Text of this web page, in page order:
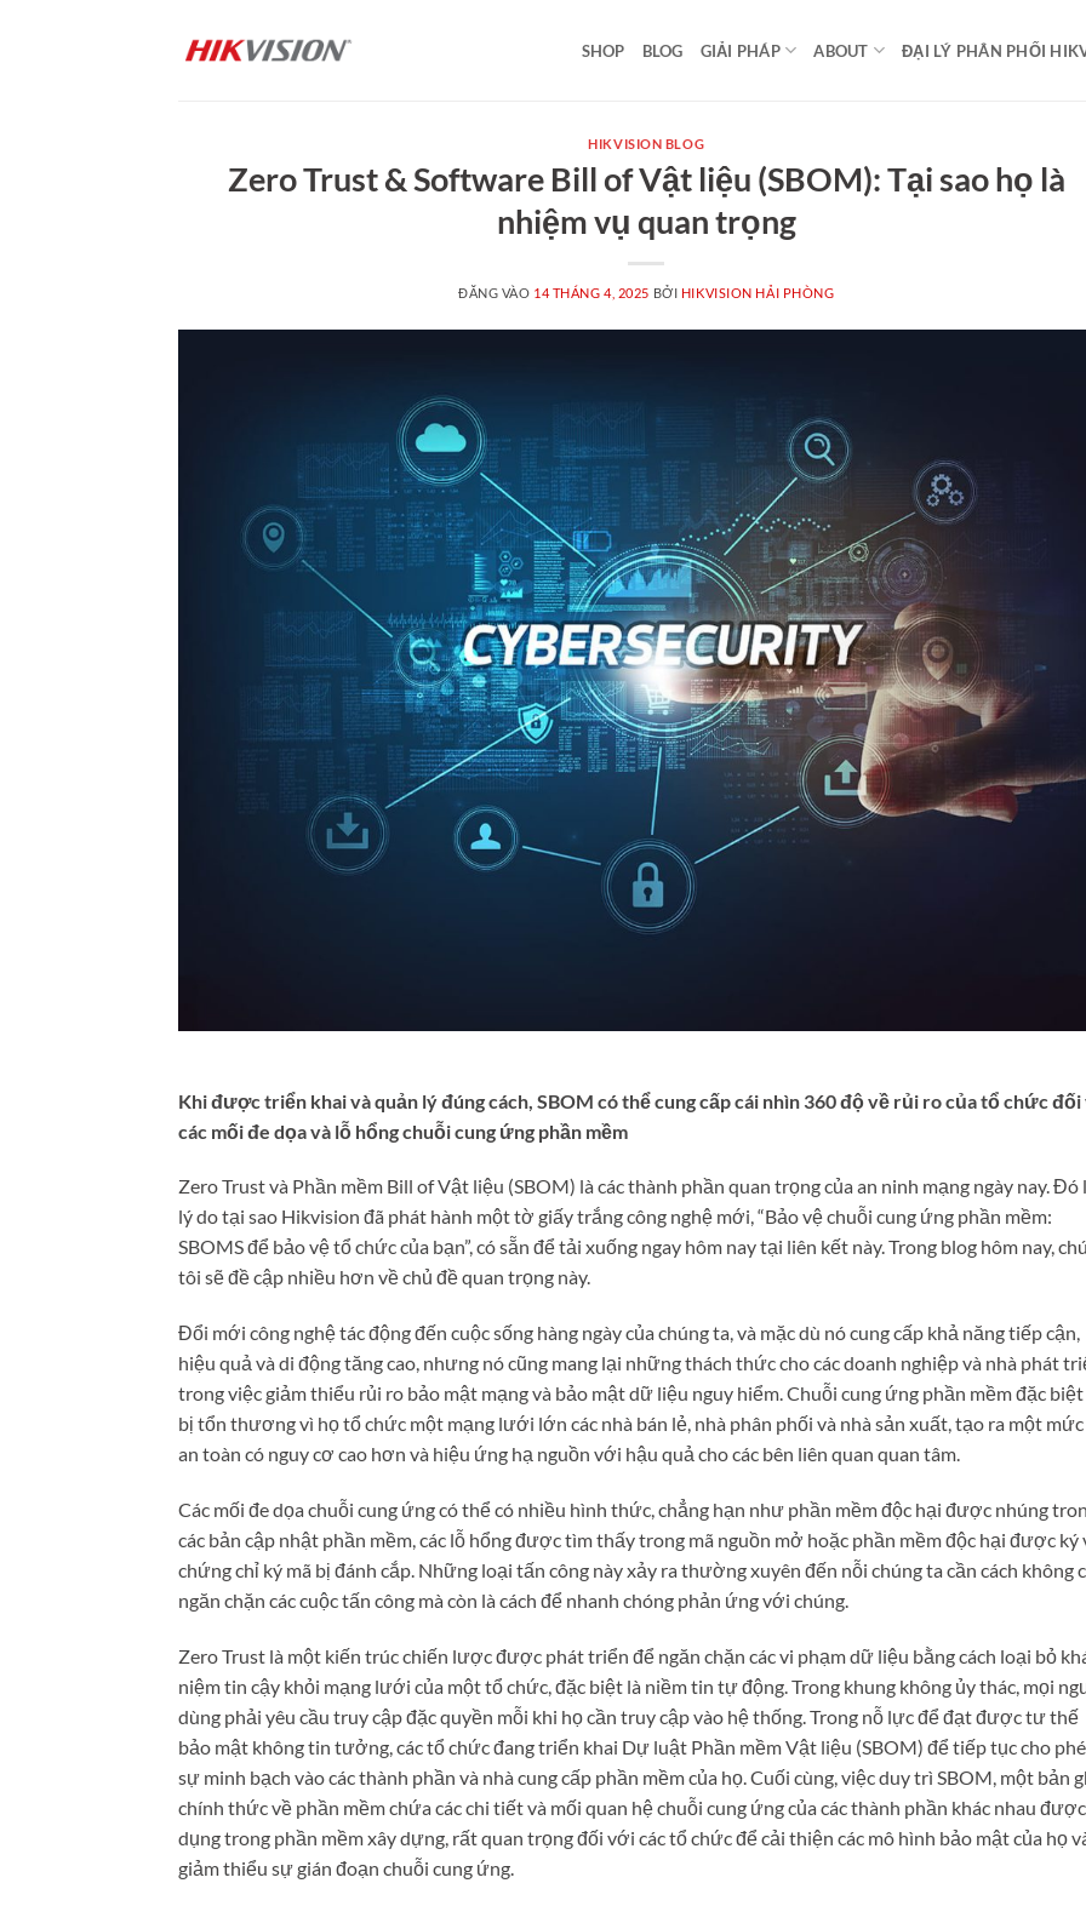
SHOP BLOG GIẢI PHÁP ABOUT ĐẠI LÝ PHÂN PHỐI
HIKVISION BLOG
Zero Trust & Software Bill of Vật liệu (SBOM): Tại sao họ là
nhiệm vụ quan trọng
ĐĂNG VÀO 14 THÁNG 4, 2025 BỞI HIKVISION HẢI PHÒNG
Khi được triển khai và quản lý đúng cách, SBOM có thể cung cấp cái nhìn 360 độ về rủi ro của tổ chức
các mối đe dọa và lỗ hổng chuỗi cung ứng phần mềm
Zero Trust và Phần mềm Bill of Vật liệu (SBOM) là các thành phần quan trọng của an ninh mạng ngày nay. Đó
lý do tại sao Hikvision đã phát hành một tờ giấy trắng công nghệ mới, “Bảo vệ chuỗi cung ứng phần mềm:
SBOMS để bảo vệ tổ chức của bạn”, có sẵn để tải xuống ngay hôm nay tại liên kết này. Trong blog hôm nay,
tôi sẽ đề cập nhiều hơn về chủ đề quan trọng này.
Đổi mới công nghệ tác động đến cuộc sống hàng ngày của chúng ta, và mặc dù nó cung cấp khả năng tiếp cận,
hiệu quả và di động tăng cao, nhưng nó cũng mang lại những thách thức cho các doanh nghiệp và nhà phát
trong việc giảm thiểu rủi ro bảo mật mạng và bảo mật dữ liệu nguy hiểm. Chuỗi cung ứng phần mềm đặc
bị tổn thương vì họ tổ chức một mạng lưới lớn các nhà bán lẻ, nhà phân phối và nhà sản xuất, tạo ra một
an toàn có nguy cơ cao hơn và hiệu ứng hạ nguồn với hậu quả cho các bên liên quan quan tâm.
Các mối đe dọa chuỗi cung ứng có thể có nhiều hình thức, chẳng hạn như phần mềm độc hại được nhúng
các bản cập nhật phần mềm, các lỗ hổng được tìm thấy trong mã nguồn mở hoặc phần mềm độc hại được ký
chứng chỉ ký mã bị đánh cắp. Những loại tấn công này xảy ra thường xuyên đến nỗi chúng ta cần cách không
ngăn chặn các cuộc tấn công mà còn là cách để nhanh chóng phản ứng với chúng.
Zero Trust là một kiến ​​trúc chiến lược được phát triển để ngăn chặn các vi phạm dữ liệu bằng cách loại bỏ
niệm tin cậy khỏi mạng lưới của một tổ chức, đặc biệt là niềm tin tự động. Trong khung không ủy thác, mọi
dùng phải yêu cầu truy cập đặc quyền mỗi khi họ cần truy cập vào hệ thống. Trong nỗ lực để đạt được tư thế
bảo mật không tin tưởng, các tổ chức đang triển khai Dự luật Phần mềm Vật liệu (SBOM) để tiếp tục cho
sự minh bạch vào các thành phần và nhà cung cấp phần mềm của họ. Cuối cùng, việc duy trì SBOM, một bản
chính thức về phần mềm chứa các chi tiết và mối quan hệ chuỗi cung ứng của các thành phần khác nhau
dụng trong phần mềm xây dựng, rất quan trọng đối với các tổ chức để cải thiện các mô hình bảo mật của họ
giảm thiểu sự gián đoạn chuỗi cung ứng.